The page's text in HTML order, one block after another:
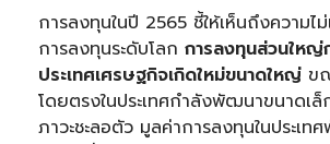
การลงทุนในปี 2565 ชี้ให้เห็นถึงความไ
การลงทุนระดับโลก การลงทุนส่วนใหญ่
ประเทศเศรษฐกิจเกิดใหม่ขนาดใหญ่ ข
โดยตรงในประเทศกำลังพัฒนาขนาดเ
ภาวะชะลอตัว มูลค่าการลงทุนในประเ